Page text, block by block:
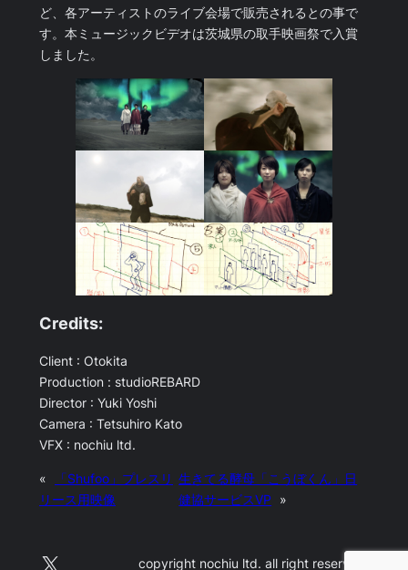
ど、各アーティストのライブ会場で販売されるとの事で
す。本ミュージックビデオは茨城県の取手映画祭で入賞
しました。
Credits:
Client : Otokita
Production : studioREBARD
Director : Yuki Yoshi
Camera : Tetsuhiro Kato
VFX : nochiu ltd.
«
「Shufoo」プレスリ
リース用映像
生きてる酵母「こうぼくん」日
健協サービスVP
»
X copyright nochiu ltd. all right reserved.